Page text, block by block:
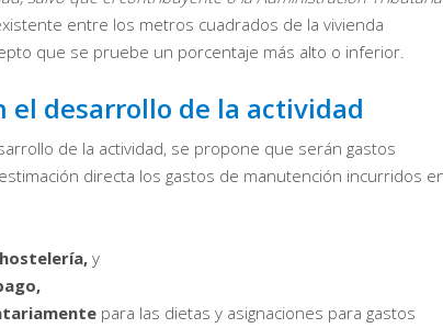
entre los metros cuadrados de la vivienda
que se pruebe un porcentaje más alto o inferior.
desarrollo de la actividad
de la actividad, se propone que serán gastos
directa los gastos de manutención incurridos
y
para las dietas y asignaciones para gastos